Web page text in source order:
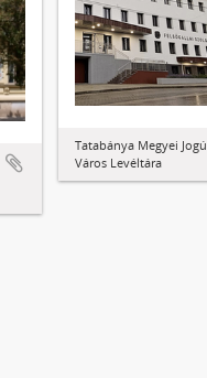
Tatabánya Megyei Jogú
Város Levéltára